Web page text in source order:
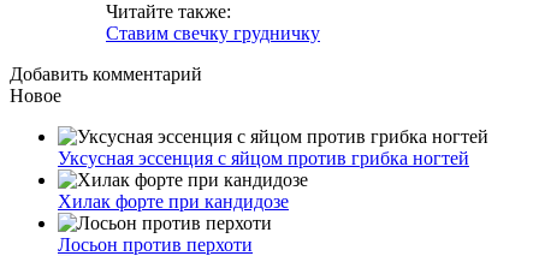
Читайте также:
Ставим свечку грудничку
Добавить комментарий
Новое
Уксусная эссенция с яйцом против грибка ногтей
Хилак форте при кандидозе
Лосьон против перхоти